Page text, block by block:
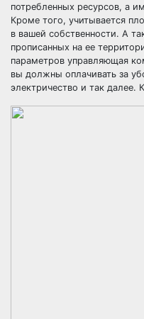
потребленных ресурсов, а
Кроме того, учитывается
в вашей собственности. А
прописанных на ее
параметров управляющая
вы должны оплачивать за
электричество и так далее.